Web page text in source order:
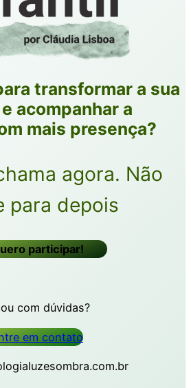
transformar a sua
acompanhar a
mais presença?
agora. Não
para depois
participar!
com dúvidas?
em contato